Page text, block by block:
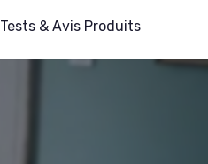
Tests & Avis Produits